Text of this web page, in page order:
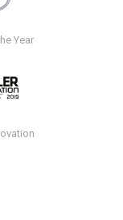
Year